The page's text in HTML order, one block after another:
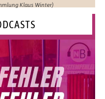
Klaus Winter)